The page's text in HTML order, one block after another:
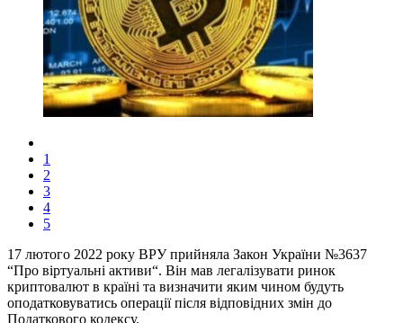
1
2
3
4
5
17 лютого 2022 року ВРУ прийняла Закон України №3637
“Про віртуальні активи“. Він мав легалізувати ринок
криптовалют в країні та визначити яким чином будуть
оподатковуватись операції після відповідних змін до
Податкового кодексу.